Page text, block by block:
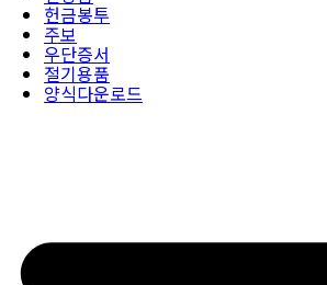
헌금봉투
주보
우단증서
절기용품
양식다운로드